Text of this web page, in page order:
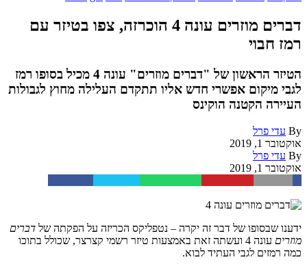
דברים מוזרים עונה 4 הוכרזה, צפו בטיזר עם
רמז חבוי
הטיזר הראשון של "דברים מוזרים" עונה 4 מכיל בסופו רמז
לגבי מיקום אפשרי חדש אליו תתקדם העלילה מחוץ לגבולות
העיירה הקטנה הוקינס
By עדי פרל
אוקטובר 1, 2019
By עדי פרל
אוקטובר 1, 2019
ידענו שבסופו של דבר זה יקרה – נטפליקס הכריזה על הפקתה של דברים
מוזרים
עונה 4 ועשתה זאת באמצעות טיזר רשמי קצרצר, שכולל בתוכו
כמה רמזים לגבי העתיד לבוא.